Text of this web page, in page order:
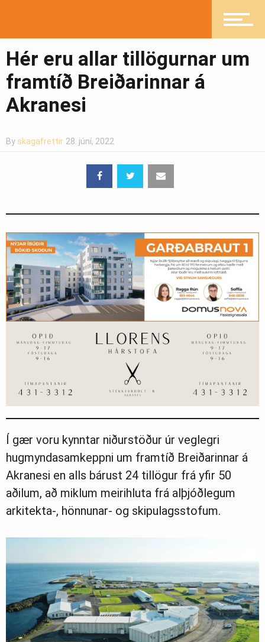
Hér eru allar tillögurnar um
framtíð Breiðarinnar á
Akranesi
By skagafrettir 28. júní, 2022
Í gær voru kynntar niðurstöður úr veglegri
hugmyndasamkeppni um framtíð Breiðarinnar á
Akranesi en alls bárust 24 tillögur frá yfir 50
aðilum, að miklum meirihluta frá alþjóðlegum
arkitekta-, hönnunar- og skipulagsstofum.